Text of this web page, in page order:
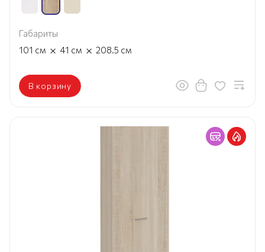
Габариты
101 см × 41 см × 208.5 см
В корзину